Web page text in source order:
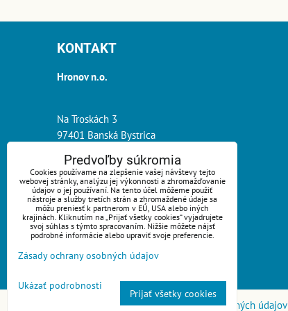
KONTAKT
Hronov n.o.
Na Troskách 3
97401 Banská Bystrica
tel.:0918 261 900
e-mail:info@hronov.sk
Predvoľby súkromia Zásady ochrany osobných údajov
Predvoľby súkromia
Cookies používame na zlepšenie vašej návštevy tejto
webovej stránky, analýzu jej výkonnosti a zhromažďovanie
údajov o jej používaní. Na tento účel môžeme použiť
nástroje a služby tretích strán a zhromaždené údaje sa
môžu preniesť k partnerom v EÚ, USA alebo iných
krajinách. Kliknutím na „Prijať všetky cookies“ vyjadrujete
svoj súhlas s týmto spracovaním. Nižšie môžete nájsť
podrobné informácie alebo upraviť svoje preferencie.
Zásady ochrany osobných údajov
Ukázať podrobnosti
Prijať všetky cookies